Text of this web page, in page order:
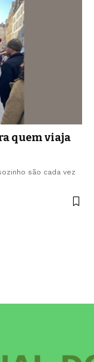
quem viaja
são cada vez